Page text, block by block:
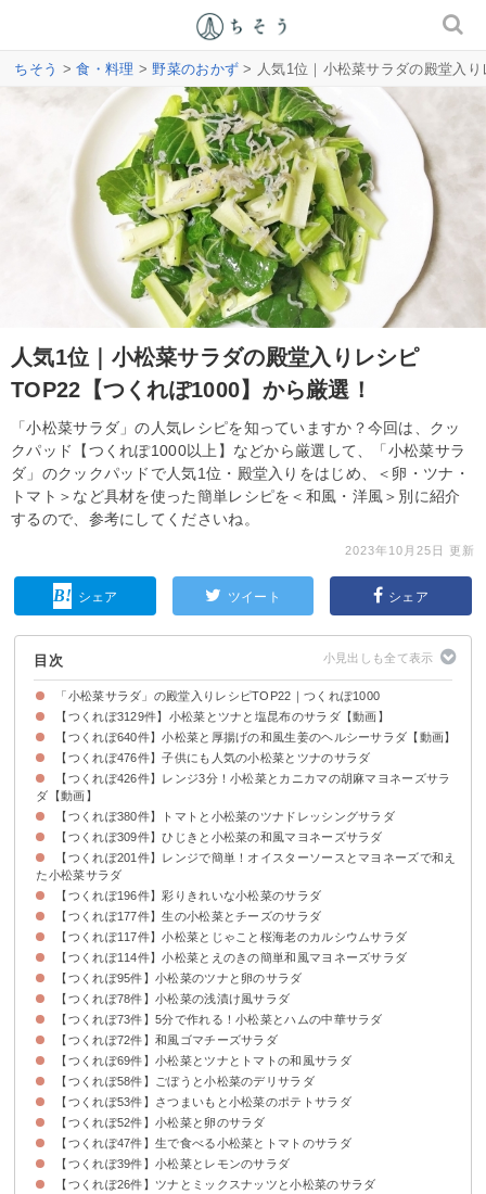
ちそう >食・料理 >野菜のおかず > 人気1位｜小松菜サラダの殿堂入
人気1位｜小松菜サラダの殿堂入りレシピ
TOP22【つくれぽ1000】から厳選！
「小松菜サラダ」の人気レシピを知っていますか？今回は、クッ
クパッド【つくれぽ1000以上】などから厳選して、「小松菜サラ
ダ」のクックパッドで人気1位・殿堂入りをはじめ、＜卵・ツナ・
トマト＞など具材を使った簡単レシピを＜和風・洋風＞別に紹介
するので、参考にしてくださいね。
2023年10月25日 更新
シェア ツイート シェア
目次
「小松菜サラダ」の殿堂入りレシピTOP22｜つくれぽ1000
【つくれぽ3129件】小松菜とツナと塩昆布のサラダ【動画】
【つくれぽ640件】小松菜と厚揚げの和風生姜のヘルシーサラダ【動画】
【つくれぽ476件】子供にも人気の小松菜とツナのサラダ
【つくれぽ426件】レンジ3分！小松菜とカニカマの胡麻マヨネーズサラ
ダ【動画】
【つくれぽ380件】トマトと小松菜のツナドレッシングサラダ
【つくれぽ309件】ひじきと小松菜の和風マヨネーズサラダ
【つくれぽ201件】レンジで簡単！オイスターソースとマヨネーズで和え
た小松菜サラダ
【つくれぽ196件】彩りきれいな小松菜のサラダ
【つくれぽ177件】生の小松菜とチーズのサラダ
【つくれぽ117件】小松菜とじゃこと桜海老のカルシウムサラダ
【つくれぽ114件】小松菜とえのきの簡単和風マヨネーズサラダ
【つくれぽ95件】小松菜のツナと卵のサラダ
【つくれぽ78件】小松菜の浅漬け風サラダ
【つくれぽ73件】5分で作れる！小松菜とハムの中華サラダ
【つくれぽ72件】和風ゴマチーズサラダ
【つくれぽ69件】小松菜とツナとトマトの和風サラダ
【つくれぽ58件】ごぼうと小松菜のデリサラダ
【つくれぽ53件】さつまいもと小松菜のポテトサラダ
【つくれぽ52件】小松菜と卵のサラダ
【つくれぽ47件】生で食べる小松菜とトマトのサラダ
【つくれぽ39件】小松菜とレモンのサラダ
【つくれぽ26件】ツナとミックスナッツと小松菜のサラダ